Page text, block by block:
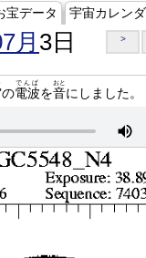
宝データ 宇宙カレン
月 3日 >
の電波
でんぱ
を音
おと
にしました。